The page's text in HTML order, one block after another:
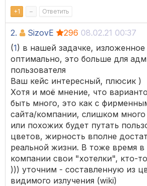
+1 – Ответить
2. SizovE 296 08.02.21 00:37
(1) в нашей задачке,
оптимально, это больше для
пользователя
Ваш кейс интересный, плюсик )
Хотя и моё мнение, что
быть много, это как с
сайта/компании, слишком
или похожих будет путать
цветов, жирность вполне
реальной жизни. В тоже время
компании свои "хотелки", кто-
))) уточним - составленную из
видимого излучения (wiki)